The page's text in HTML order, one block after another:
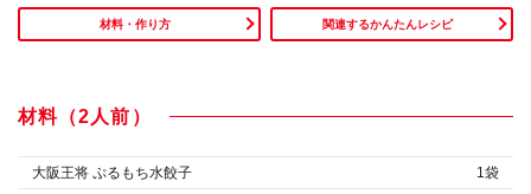
材料・作り方 関連するかんたんレシピ
材料（2人前）
大阪王将 ぷるもち水餃子
1袋